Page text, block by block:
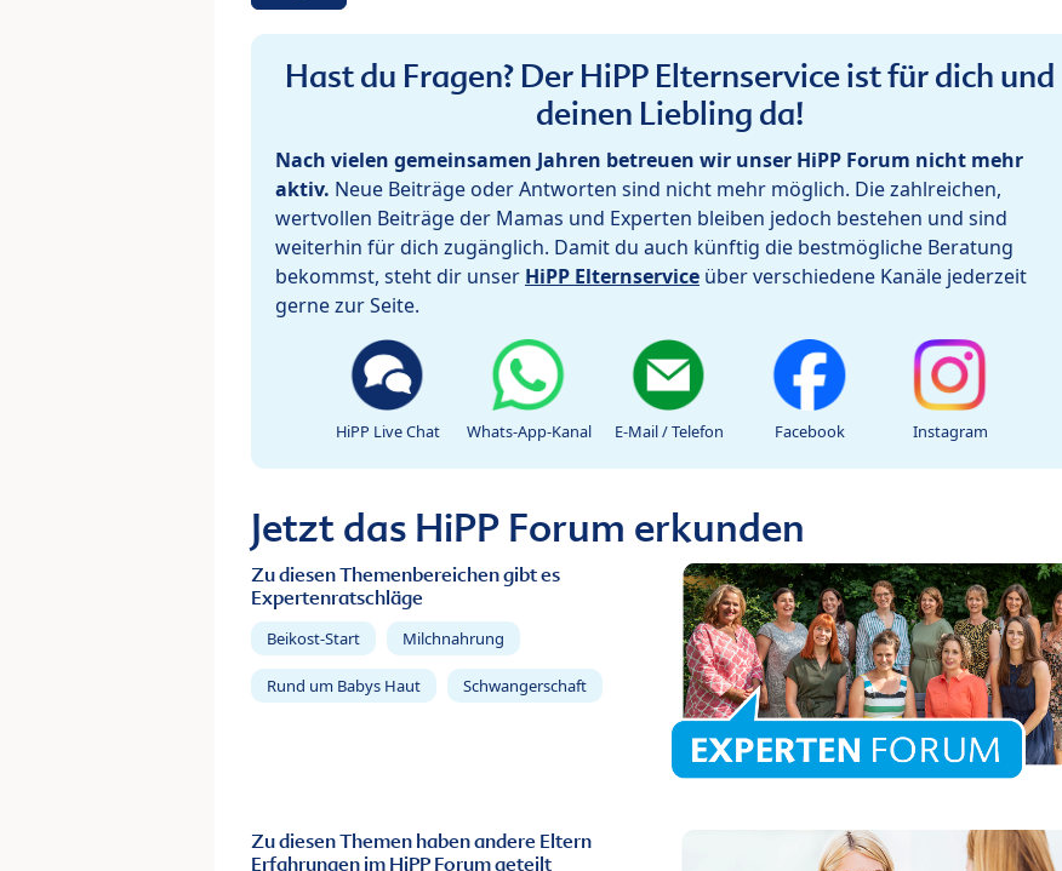
Hast du Fragen? Der HiPP Elternservice ist für dich und
deinen Liebling da!
Nach vielen gemeinsamen Jahren betreuen wir unser HiPP Forum nicht mehr
aktiv. Neue Beiträge oder Antworten sind nicht mehr möglich. Die zahlreichen,
wertvollen Beiträge der Mamas und Experten bleiben jedoch bestehen und sind
weiterhin für dich zugänglich. Damit du auch künftig die bestmögliche Beratung
bekommst, steht dir unser HiPP Elternservice über verschiedene Kanäle jederzeit
gerne zur Seite.
HiPP Live Chat Whats-App-Kanal E-Mail / Telefon Facebook Instagram
Jetzt das HiPP Forum erkunden
Zu diesen Themenbereichen gibt es
Expertenratschläge
Beikost-Start Milchnahrung
Rund um Babys Haut Schwangerschaft
Zu diesen Themen haben andere Eltern
Erfahrungen im HiPP Forum geteilt